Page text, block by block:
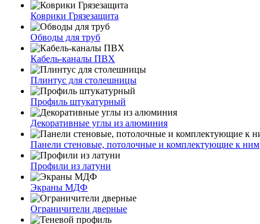
Коврики Грязезащита
Обводы для труб
Кабель-каналы ПВХ
Плинтус для столешницы
Профиль штукатурный
Декоративные углы из алюминия
Панели стеновые, потолочные и комплектующие к ним
Профили из латуни
Экраны МДФ
Ограничители дверные